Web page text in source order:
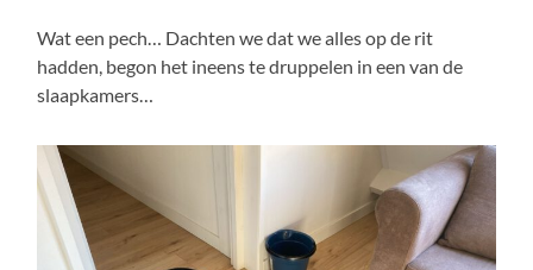
Wat een pech… Dachten we dat we alles op de rit
hadden, begon het ineens te druppelen in een van de
slaapkamers…